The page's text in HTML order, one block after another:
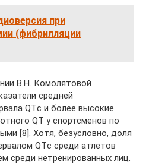
при
(фибрилляции
В.Н. Комолятовой
средней
QTс и более высокие
QT у спортсменов по
[8]. Хотя, безусловно, доля
QTс среди атлетов
среди нетренированных лиц.